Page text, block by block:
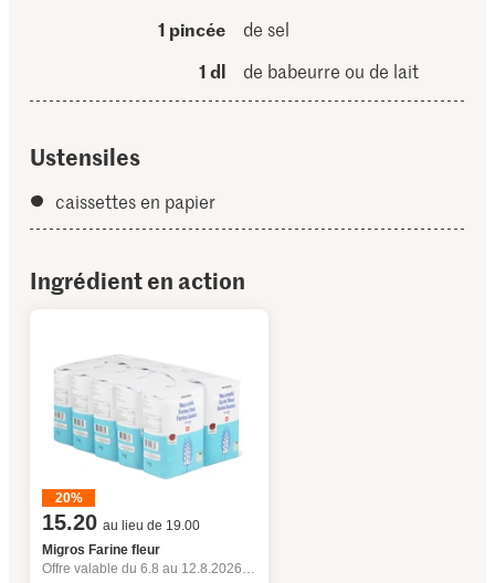
1 pincée
de sel
1 dl
de babeurre ou de lait
Ustensiles
caissettes en papier
Ingrédient en action
20%
15.20 au lieu de 19.00
Migros Farine fleur
Offre valable du 6.8 au 12.8.2026, jusqu’à épuisement du stock.